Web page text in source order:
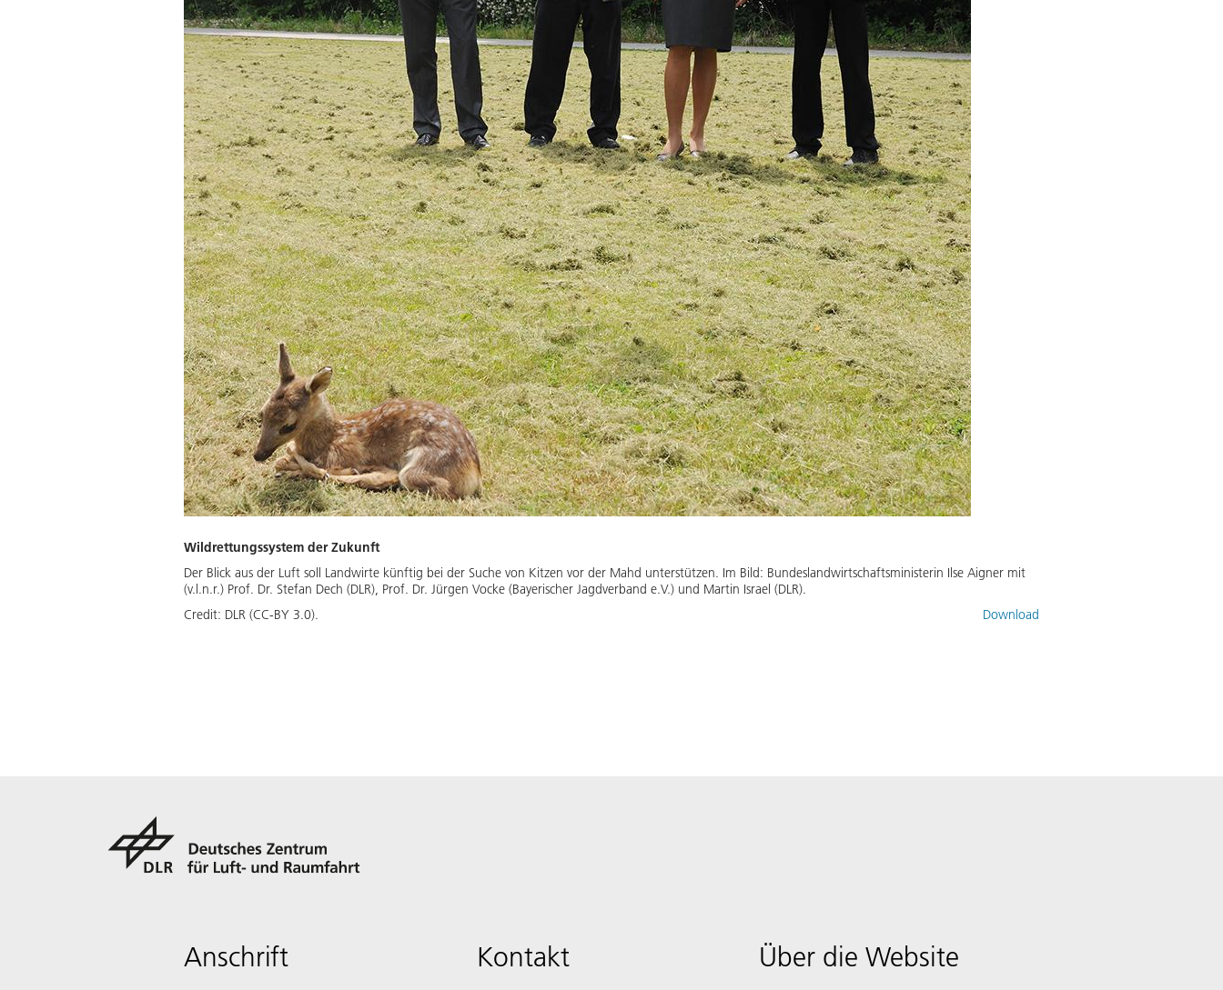
Wildrettungssystem der Zukunft
Der Blick aus der Luft soll Landwirte künftig bei der Suche von Kitzen vor der Mahd unterstützen. Im Bild: Bundeslandwirtschaftsministerin Ilse Aigner mit
(v.l.n.r.) Prof. Dr. Stefan Dech (DLR), Prof. Dr. Jürgen Vocke (Bayerischer Jagdverband e.V.) und Martin Israel (DLR).
Credit: DLR (CC-BY 3.0). Download
Anschrift Kontakt Über die Website